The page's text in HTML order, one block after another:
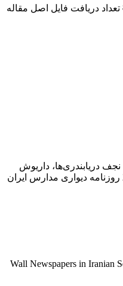
تعداد دریافت فایل اصل مقاله
دریابندری‌ها، داریوش
مهرجویی‌ها، مرتضی ممیزها، محمدعلی سپانلوها و ...، فعالیت‌های هنری و ادبی خود را از همین روزنامه دیواری‌ها و نشریات مدرسه‌ای آغاز کرده‌اند. در این مقاله، اسامی 200 روزنامه دیواری مدارس ایران
Wall Newspapers in Iranian